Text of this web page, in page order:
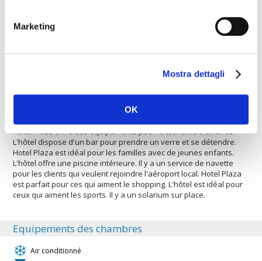
Marketing
Mostra dettagli
OK
propose un service de blanchisserie. Chez l'hôtel il y a plusieurs
services dediés au wellness. Il y a un service de mini-bus pour
aller au centre ville. L'hôtel est idéal pour les persones qui aiment
grands groupes. L'hôtel dispose d'un service de location de
voiture. Vous trouverez un parking pour laisser un véhicule en
toute sécurité. L'hôtel est idéal pour accueillir des petits et grands
domestiques. Le logement a la climatisation. Les clients ont accès
à un rétroprojecteur pour mieux soutenir les réunions, etc. Le
projecteur est disponible pour l'utilisation au cours des réunions.
Hotel Plaza offre des équipements pour le tourisme d'affaires.
L'hôtel dispose d'un bar pour prendre un verre et se détendre.
Hotel Plaza est idéal pour les familles avec de jeunes enfants.
L'hôtel offre une piscine intérieure. Il y a un service de navette
pour les clients qui veulent rejoindre l'aéroport local. Hotel Plaza
est parfait pour ces qui aiment le shopping. L'hôtel est idéal pour
ceux qui aiment les sports. Il y a un solarium sur place.
Equipements des chambres
Air conditionné